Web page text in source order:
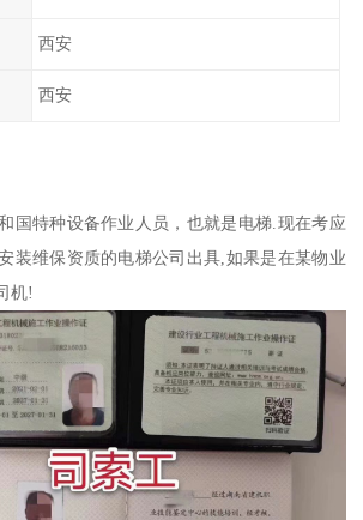
西安
西安
国特种设备作业人员，也就是电梯.现在考应
装维保资质的电梯公司出具,如果是在某物业
机!